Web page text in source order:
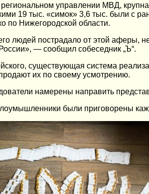
региональном управлении МВД,
19 тыс. «симок» 3,6 тыс. были с
по Нижегородской области.
людей пострадало от этой аферы,
— сообщил собеседник „Ъ“.
существующая система
их по своему усмотрению.
намерены направить
были приговорены